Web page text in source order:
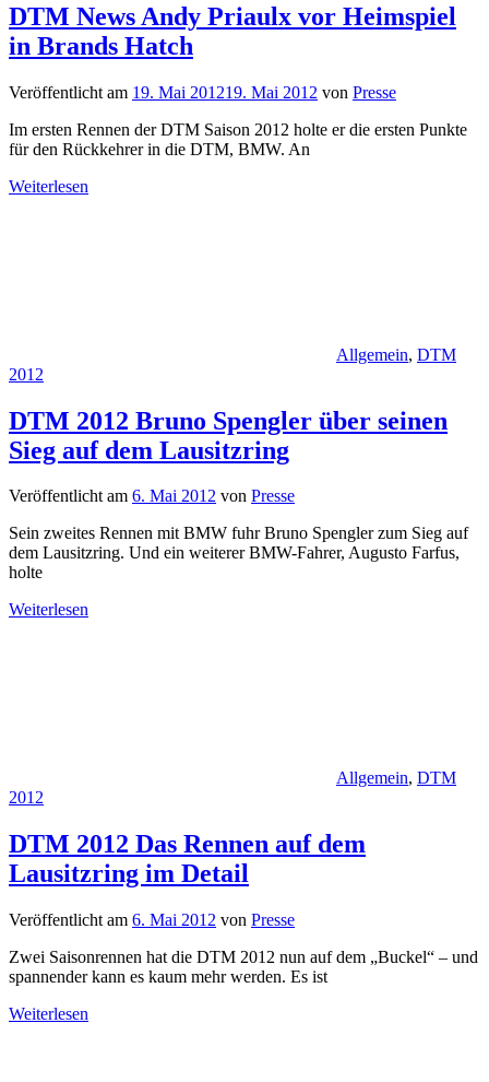
DTM News Andy Priaulx vor Heimspiel
in Brands Hatch
Veröffentlicht am 19. Mai 201219. Mai 2012 von Presse
Im ersten Rennen der DTM Saison 2012 holte er die ersten Punkte
für den Rückkehrer in die DTM, BMW. An
Weiterlesen
Allgemein, DTM
2012
DTM 2012 Bruno Spengler über seinen
Sieg auf dem Lausitzring
Veröffentlicht am 6. Mai 2012 von Presse
Sein zweites Rennen mit BMW fuhr Bruno Spengler zum Sieg auf
dem Lausitzring. Und ein weiterer BMW-Fahrer, Augusto Farfus,
holte
Weiterlesen
Allgemein, DTM
2012
DTM 2012 Das Rennen auf dem
Lausitzring im Detail
Veröffentlicht am 6. Mai 2012 von Presse
Zwei Saisonrennen hat die DTM 2012 nun auf dem „Buckel“ – und
spannender kann es kaum mehr werden. Es ist
Weiterlesen